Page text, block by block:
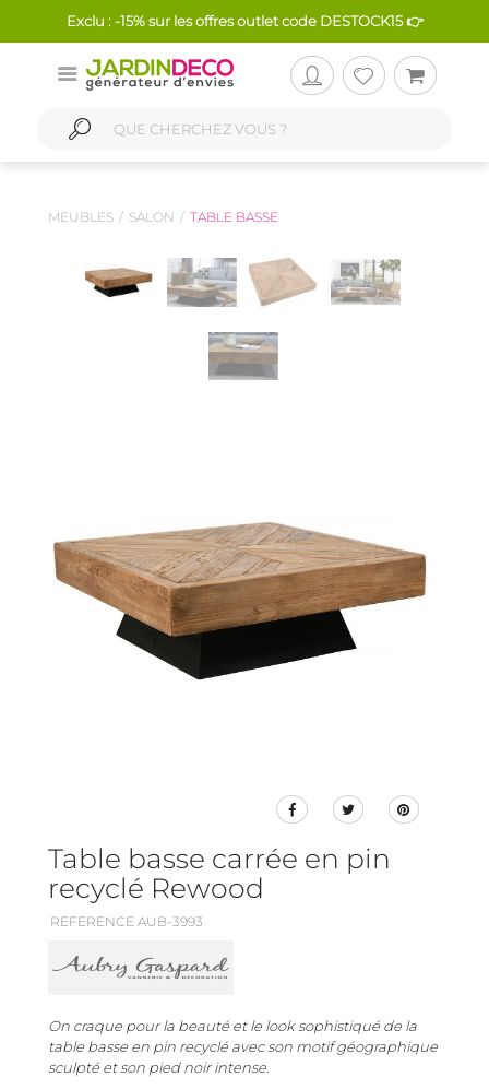
Exclu : -15% sur les offres outlet code DESTOCK15 👉
MEUBLES SALON TABLE BASSE
Table basse carrée en pin
recyclé Rewood
REFERENCE AUB-3993
On craque pour la beauté et le look sophistiqué de la
table basse en pin recyclé avec son motif géographique
sculpté et son pied noir intense.